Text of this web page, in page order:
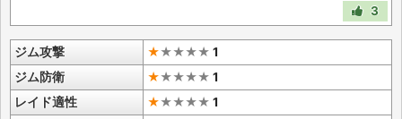
3
ジム攻撃 ★★★★★ 1
ジム防衛
★★★★★ 1
レイド適性
★★★★★ 1